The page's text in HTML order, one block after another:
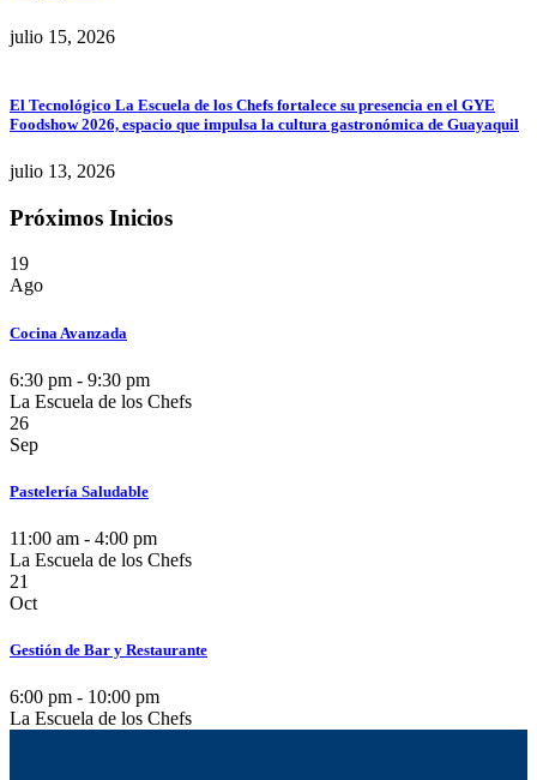
julio 15, 2026
El Tecnológico La Escuela de los Chefs fortalece su presencia en el GYE
Foodshow 2026, espacio que impulsa la cultura gastronómica de Guayaquil
julio 13, 2026
Próximos Inicios
19
Ago
Cocina Avanzada
6:30 pm - 9:30 pm
La Escuela de los Chefs
26
Sep
Pastelería Saludable
11:00 am - 4:00 pm
La Escuela de los Chefs
21
Oct
Gestión de Bar y Restaurante
6:00 pm - 10:00 pm
La Escuela de los Chefs